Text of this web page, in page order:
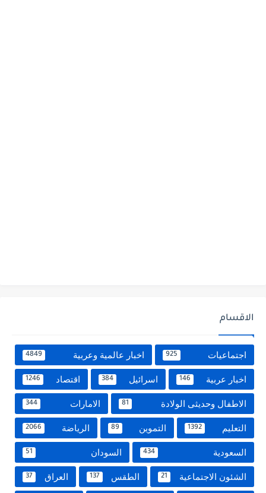
الاقسام
اجتماعيات 925 اخبار عالمية وعربية 4849
اخبار عربية 146 اسرائيل 384 اقتصاد 1246
الاطفال وحديثى الولادة 81 الامارات 344
التعليم 1392 التموين 89 الرياضة 2066
السعودية 434 السودان 51
الشئون الاجتماعية 21 الطقس 137 العراق 37